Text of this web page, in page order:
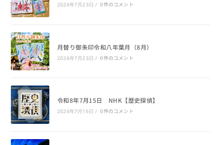
2026年7月23日 / 0件のコメント
月替り御朱印令和八年葉月（8月）
2026年7月23日 / 0件のコメント
令和8年7月15日 NHK【歴史探偵】
2026年7月16日 / 0件のコメント